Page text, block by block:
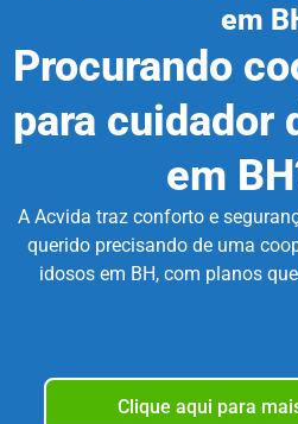
em
Procurando
para cuidador
em
A Acvida traz conforto e
querido precisando de uma
idosos em BH, com planos
Clique aqui para